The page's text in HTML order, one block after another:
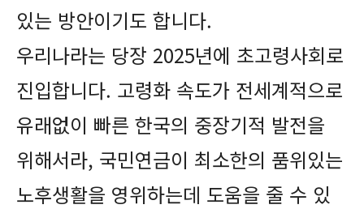
있는 방안이기도 합니다.
우리나라는 당장 2025년에 초고령사회로
진입합니다. 고령화 속도가 전세계적으로
유래없이 빠른 한국의 중장기적 발전을
위해서라, 국민연금이 최소한의 품위있는
노후생활을 영위하는데 도움을 줄 수 있